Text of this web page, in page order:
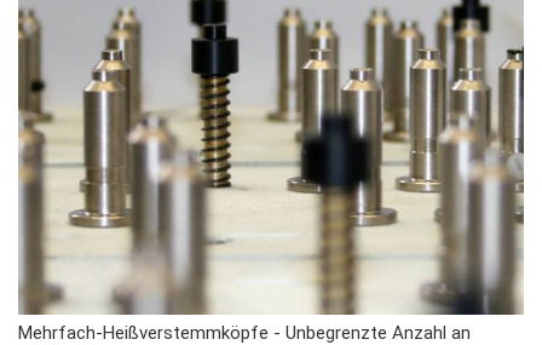
Mehrfach-Heißverstemmköpfe - Unbegrenzte Anzahl an